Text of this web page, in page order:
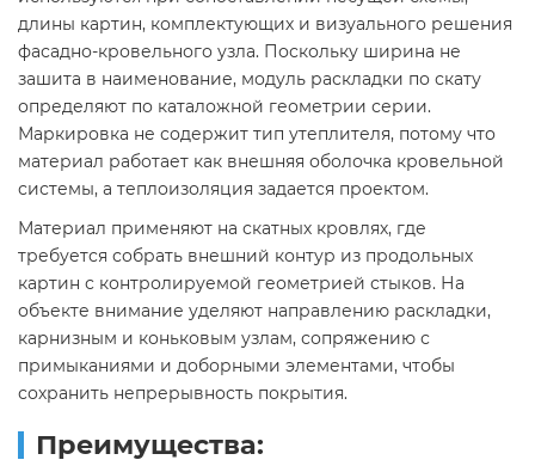
длины картин, комплектующих и визуального решения
фасадно-кровельного узла. Поскольку ширина не
зашита в наименование, модуль раскладки по скату
определяют по каталожной геометрии серии.
Маркировка не содержит тип утеплителя, потому что
материал работает как внешняя оболочка кровельной
системы, а теплоизоляция задается проектом.
Материал применяют на скатных кровлях, где
требуется собрать внешний контур из продольных
картин с контролируемой геометрией стыков. На
объекте внимание уделяют направлению раскладки,
карнизным и коньковым узлам, сопряжению с
примыканиями и доборными элементами, чтобы
сохранить непрерывность покрытия.
Преимущества: